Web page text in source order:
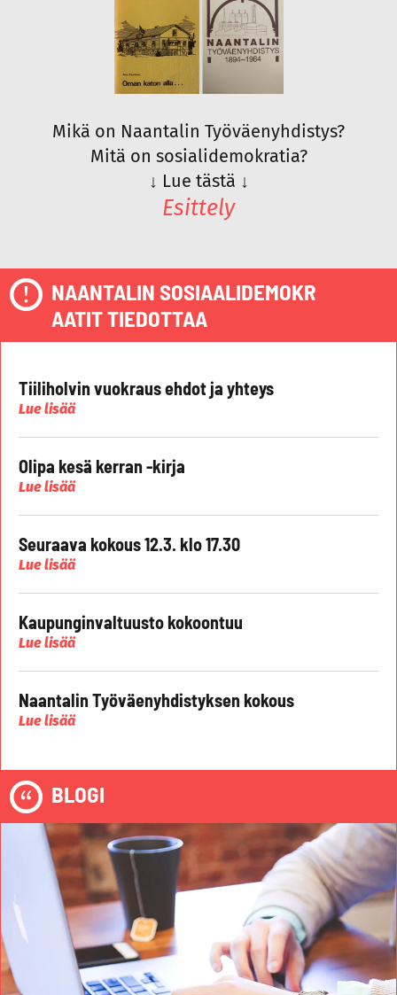
Mikä on Naantalin Työväenyhdistys?
Mitä on sosialidemokratia?
↓ Lue tästä ↓
Esittely
NAANTALIN SOSIAALIDEMOKR
AATIT TIEDOTTAA
Tiiliholvin vuokraus ehdot ja yhteys
Lue lisää
Olipa kesä kerran -kirja
Lue lisää
Seuraava kokous 12.3. klo 17.30
Lue lisää
Kaupunginvaltuusto kokoontuu
Lue lisää
Naantalin Työväenyhdistyksen kokous
Lue lisää
BLOGI